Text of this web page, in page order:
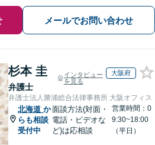
メールでお問い合わせ
杉本 圭
弁護士
インタビュー
を見る
大阪府
弁護士法人勝浦総合法律事務所 大阪オフィス
北海道 か
らも相談
受付中
面談方法(対面・
電話・ビデオな
ど)は応相談
営業時間：0
9:30~18:00
（平日）